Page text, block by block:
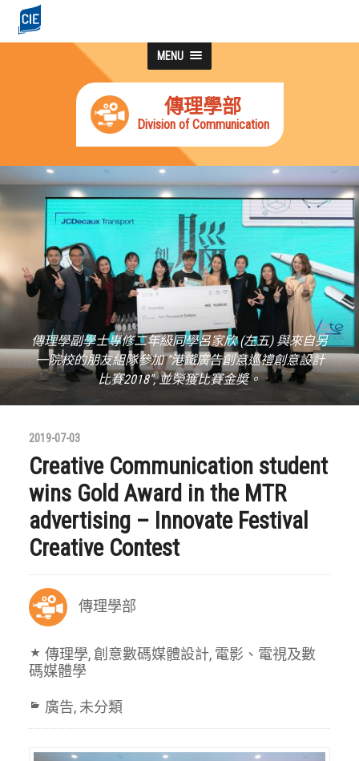
MENU
傳理學部
Division of Communication
傳理學副學士專修二年級同學呂家欣 (左五) 與來自另
一院校的朋友組隊參加 "港鐵廣告創意巡禮創意設計
比賽2018", 並榮獲比賽金奬。
2019-07-03
Creative Communication student
wins Gold Award in the MTR
advertising – Innovate Festival
Creative Contest
傳理學部
傳理學, 創意數碼媒體設計, 電影、電視及數
碼媒體學
廣告, 未分類